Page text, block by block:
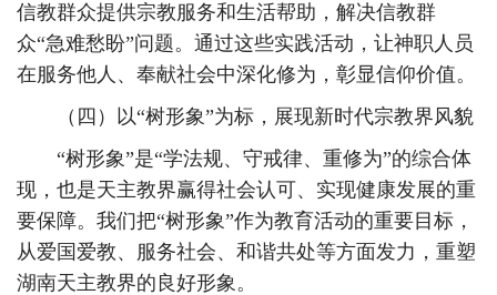
信教群众提供宗教服务和生活帮助，解决信教群
众“急难愁盼”问题。通过这些实践活动，让神职人员
在服务他人、奉献社会中深化修为，彰显信仰价值。
（四）以“树形象”为标，展现新时代宗教界风貌
“树形象”是“学法规、守戒律、重修为”的综合体
现，也是天主教界赢得社会认可、实现健康发展的重
要保障。我们把“树形象”作为教育活动的重要目标，
从爱国爱教、服务社会、和谐共处等方面发力，重塑
湖南天主教界的良好形象。